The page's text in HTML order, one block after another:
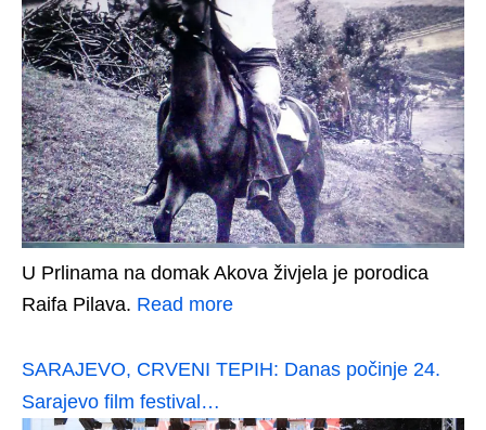
U Prlinama na domak Akova živjela je porodica
Raifa Pilava. Read more
SARAJEVO, CRVENI TEPIH: Danas počinje 24.
Sarajevo film festival…